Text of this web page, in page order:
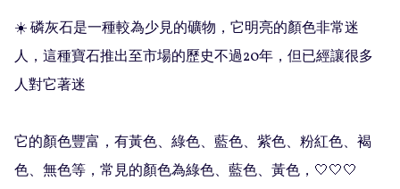
☀️ 磷灰石是一種較為少見的礦物，它明亮的顏色非常迷
人，這種寶石推出至市場的歷史不過20年，但已經讓很多
人對它著迷
它的顏色豐富，有黃色、綠色、藍色、紫色、粉紅色、褐
色、無色等，常見的顏色為綠色、藍色、黃色，🤍🤍🤍